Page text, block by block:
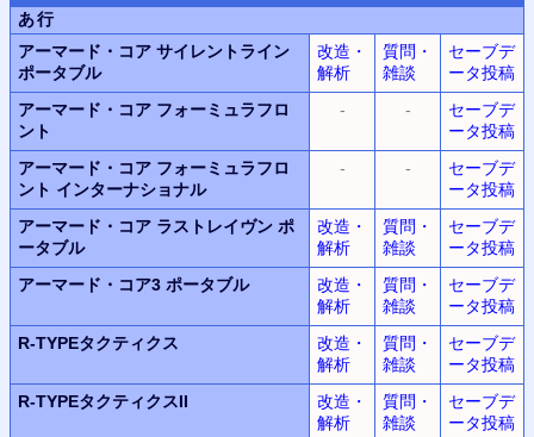
あ行
アーマード・コア サイレントライン
ポータブル
改造・
解析
質問・
雑談
セーブデ
ータ投稿
アーマード・コア フォーミュラフロ
ント
- -
セーブデ
ータ投稿
アーマード・コア フォーミュラフロ
ント インターナショナル
- -
セーブデ
ータ投稿
アーマード・コア ラストレイヴン ポ
ータブル
改造・
解析
質問・
雑談
セーブデ
ータ投稿
アーマード・コア3 ポータブル
改造・
解析
質問・
雑談
セーブデ
ータ投稿
R-TYPEタクティクス
改造・
解析
質問・
雑談
セーブデ
ータ投稿
R-TYPEタクティクスII
改造・
解析
質問・
雑談
セーブデ
ータ投稿